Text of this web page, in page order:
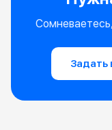
Задать